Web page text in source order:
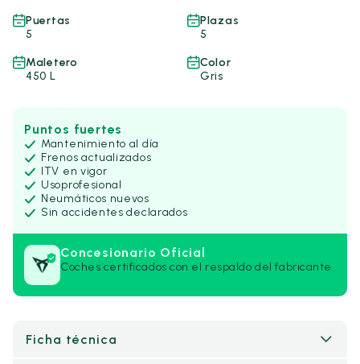
Puertas
5
Plazas
5
Maletero
450 L
Color
Gris
Puntos fuertes
Mantenimiento al día
Frenos actualizados
ITV en vigor
Usoprofesional
Neumáticos nuevos
Sin accidentes declarados
Concesionario Oficial
Coches certificados con el respaldo del fabricante.
Ficha técnica